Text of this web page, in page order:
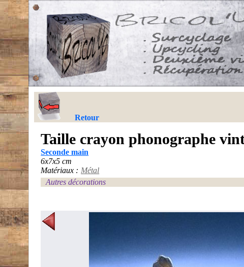
Retour
Taille crayon phonographe
Seconde main
6x7x5 cm
Matériaux : Métal
Autres décorations